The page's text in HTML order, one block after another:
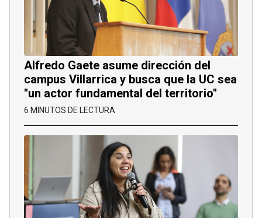
Alfredo Gaete asume dirección del
campus Villarrica y busca que la UC sea
"un actor fundamental del territorio"
6 MINUTOS DE LECTURA